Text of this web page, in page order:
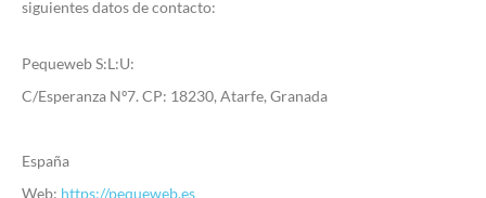
siguientes datos de contacto:
Pequeweb S:L:U:
C/Esperanza Nº7. CP: 18230, Atarfe, Granada
España
Web: https://pequeweb.es